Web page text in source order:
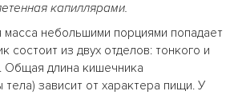
капиллярами.
небольшими порциями попадает
состоит из двух отделов: тонкого и
Общая длина кишечника
тела) зависит от характера пищи. У